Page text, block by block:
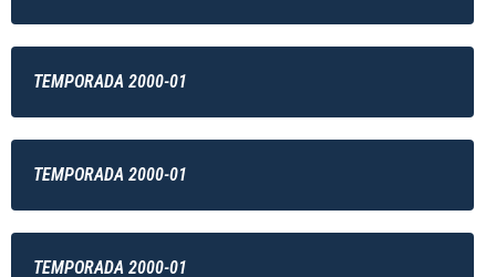
TEMPORADA 2000-01
TEMPORADA 2000-01
TEMPORADA 2000-01